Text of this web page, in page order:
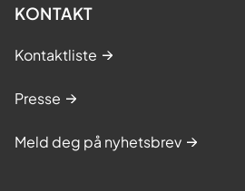
KONTAKT
Kontaktliste
Presse
Meld deg på nyhetsbrev